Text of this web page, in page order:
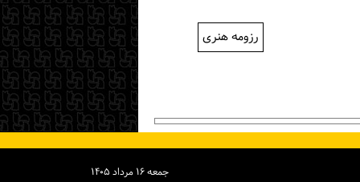
رزومه هنری
جمعه ۱۶ مرداد ۱۴۰۵